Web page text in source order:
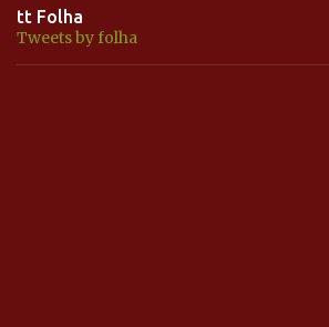
tt Folha
Tweets by folha